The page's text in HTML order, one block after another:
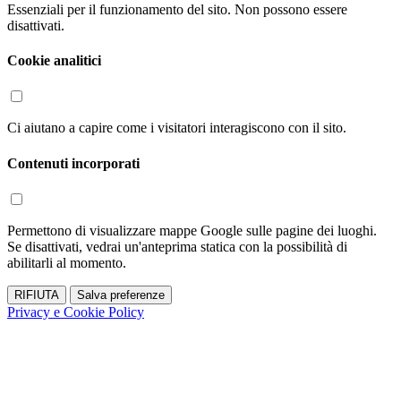
Essenziali per il funzionamento del sito. Non possono essere
disattivati.
Cookie analitici
Ci aiutano a capire come i visitatori interagiscono con il sito.
Contenuti incorporati
Permettono di visualizzare mappe Google sulle pagine dei luoghi.
Se disattivati, vedrai un'anteprima statica con la possibilità di
abilitarli al momento.
RIFIUTA Salva preferenze
Privacy e Cookie Policy